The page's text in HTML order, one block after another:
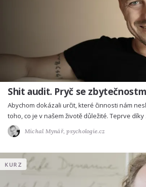
Shit audit. Pryč se
Abychom dokázali určit, které činnosti nám
toho, co je v našem životě důležité. Teprve
Michal Mynář,psychologie.cz
KURZ